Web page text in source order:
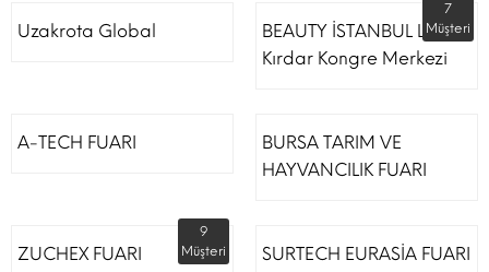
Uzakrota Global
BEAUTY İSTANBUL Lütfi
Kırdar Kongre Merkezi
7
Müşteri
A-TECH FUARI
BURSA TARIM VE
HAYVANCILIK FUARI
ZUCHEX FUARI
9
Müşteri
SURTECH EURASİA FUARI